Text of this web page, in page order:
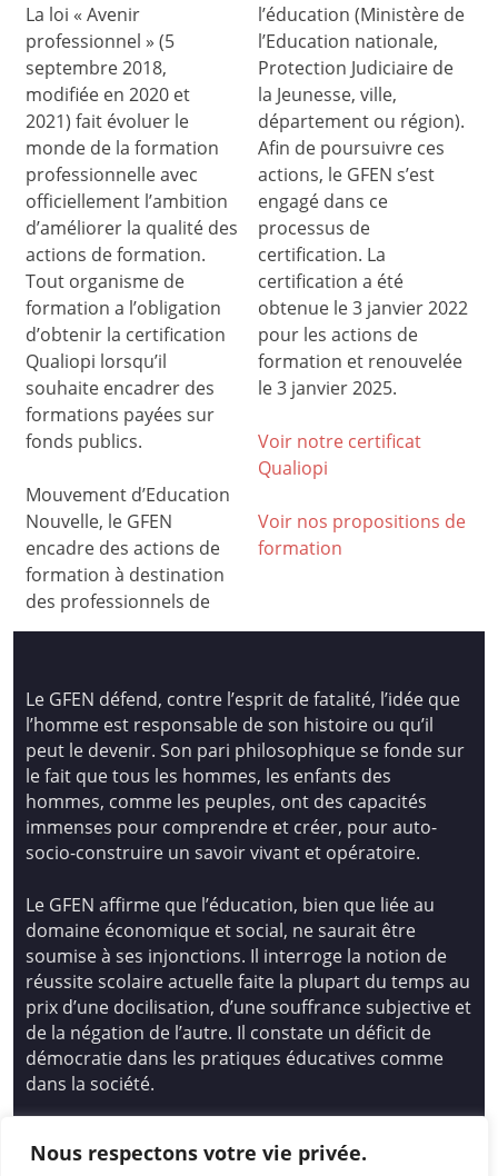
Nous respectons votre vie privée.
La loi « Avenir
professionnel » (5
septembre 2018,
modifiée en 2020 et
2021) fait évoluer le
monde de la formation
professionnelle avec
officiellement l’ambition
d’améliorer la qualité des
actions de formation.
Tout organisme de
formation a l’obligation
d’obtenir la certification
Qualiopi lorsqu’il
souhaite encadrer des
formations payées sur
fonds publics.
Mouvement d’Education
Nouvelle, le GFEN
encadre des actions de
formation à destination
des professionnels de
l’éducation (Ministère de
l’Education nationale,
Protection Judiciaire de
la Jeunesse, ville,
département ou région).
Afin de poursuivre ces
actions, le GFEN s’est
engagé dans ce
processus de
certification. La
certification a été
obtenue le 3 janvier 2022
pour les actions de
formation et renouvelée
le 3 janvier 2025.
Voir notre certificat
Qualiopi
Voir nos propositions de
formation
Le GFEN défend, contre l’esprit de fatalité, l’idée que
l’homme est responsable de son histoire ou qu’il
peut le devenir. Son pari philosophique se fonde sur
le fait que tous les hommes, les enfants des
hommes, comme les peuples, ont des capacités
immenses pour comprendre et créer, pour auto-
socio-construire un savoir vivant et opératoire.
Le GFEN affirme que l’éducation, bien que liée au
domaine économique et social, ne saurait être
soumise à ses injonctions. Il interroge la notion de
réussite scolaire actuelle faite la plupart du temps au
prix d’une docilisation, d’une souffrance subjective et
de la négation de l’autre. Il constate un déficit de
démocratie dans les pratiques éducatives comme
dans la société.
Nouvelle